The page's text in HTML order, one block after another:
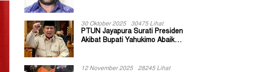
30 Oktober 2025 30475 Lihat
PTUN Jayapura Surati Presiden
Akibat Bupati Yahukimo Abaikan
12 November 2025 28245 Lihat